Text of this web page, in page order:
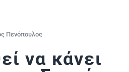
Πενόπουλος
να κάνει